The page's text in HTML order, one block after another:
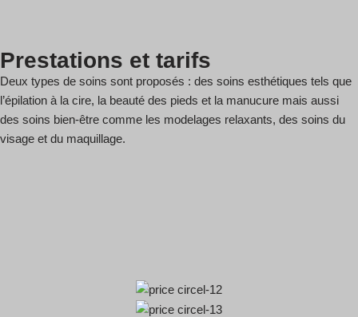
Prestations et tarifs
Deux types de soins sont proposés : des soins esthétiques tels que
l’épilation à la cire, la beauté des pieds et la manucure mais aussi
des soins bien-être comme les modelages relaxants, des soins du
visage et du maquillage.